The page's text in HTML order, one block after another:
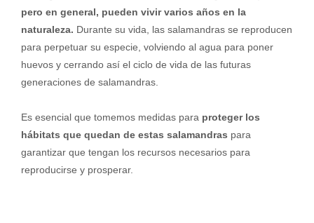
pero en general, pueden vivir varios años en la
naturaleza. Durante su vida, las salamandras se reproducen
para perpetuar su especie, volviendo al agua para poner
huevos y cerrando así el ciclo de vida de las futuras
generaciones de salamandras.
Es esencial que tomemos medidas para proteger los
hábitats que quedan de estas salamandras para
garantizar que tengan los recursos necesarios para
reproducirse y prosperar.